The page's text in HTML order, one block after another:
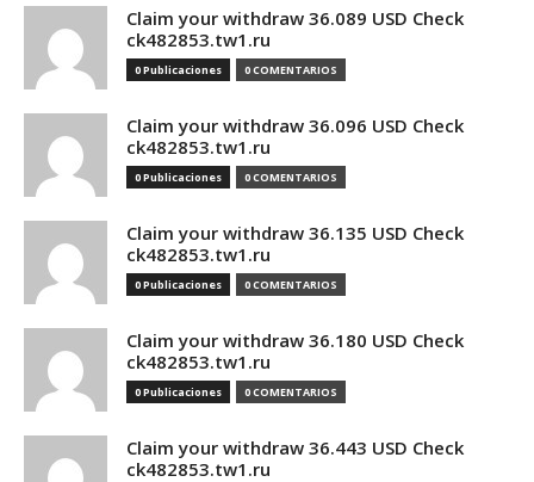
Claim your withdraw 36.089 USD Check
ck482853.tw1.ru
0 Publicaciones 0 COMENTARIOS
Claim your withdraw 36.096 USD Check
ck482853.tw1.ru
0 Publicaciones 0 COMENTARIOS
Claim your withdraw 36.135 USD Check
ck482853.tw1.ru
0 Publicaciones 0 COMENTARIOS
Claim your withdraw 36.180 USD Check
ck482853.tw1.ru
0 Publicaciones 0 COMENTARIOS
Claim your withdraw 36.443 USD Check
ck482853.tw1.ru